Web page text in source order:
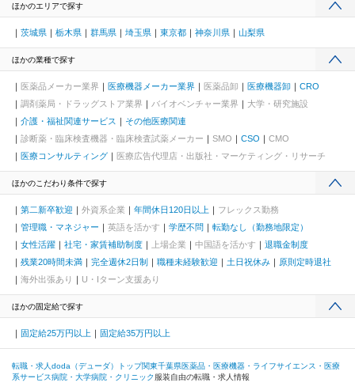
ほかのエリアで探す
茨城県 栃木県 群馬県 埼玉県 東京都 神奈川県 山梨県
ほかの業種で探す
医薬品メーカー業界 医療機器メーカー業界 医薬品卸 医療機器卸
CRO
調剤薬局・ドラッグストア業界
バイオベンチャー業界
大学・研究施設
介護・福祉関連サービス
その他医療関連
診断薬・臨床検査機器・臨床検査試薬メーカー
SMO CSO
CMO
医療コンサルティング
医療広告代理店・出版社・マーケティング・リサーチ
ほかのこだわり条件で探す
第二新卒歓迎 外資系企業 年間休日120日以上
フレックス勤務
管理職・マネジャー
英語を活かす 学歴不問
転勤なし（勤務地限定）
女性活躍
社宅・家賃補助制度 上場企業 中国語を活かす
退職金制度
残業20時間未満
完全週休2日制 職種未経験歓迎 土日祝休み
原則定時退社
海外出張あり
U・Iターン支援あり
ほかの固定給で探す
固定給25万円以上 固定給35万円以上
転職・求人doda（デューダ）トップ関東千葉県医薬品・医療機器・ライフサイエンス・医療
系サービス病院・大学病院・クリニック服装自由の転職・求人情報